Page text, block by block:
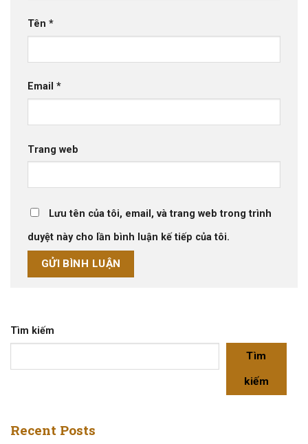
Tên *
Email *
Trang web
Lưu tên của tôi, email, và trang web trong trình
duyệt này cho lần bình luận kế tiếp của tôi.
Tìm kiếm
Tìm
kiếm
Recent Posts